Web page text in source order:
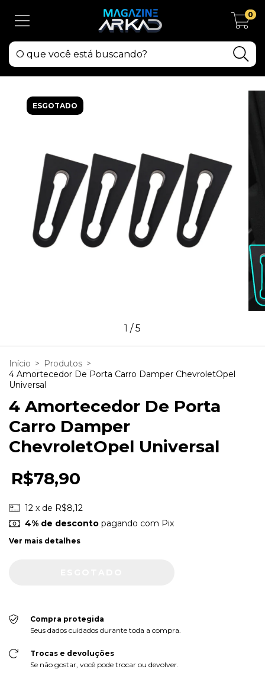
0
ESGOTADO
1 /5
Início > Produtos >
4 Amortecedor De Porta Carro Damper ChevroletOpel
Universal
4 Amortecedor De Porta
Carro Damper
ChevroletOpel Universal
R$78,90
12 x de R$8,12
4% de descontopagando com Pix
Ver mais detalhes
Compra protegida
Seus dados cuidados durante toda a compra.
Trocas e devoluções
Se não gostar, você pode trocar ou devolver.